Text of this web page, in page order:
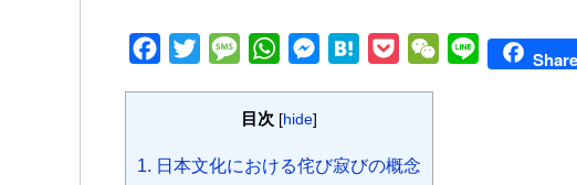
b
t
M
s
a
W
a
s
e
n
e
W
L
Share
目次 [hide]
1. 日本文化における侘び寂びの概念